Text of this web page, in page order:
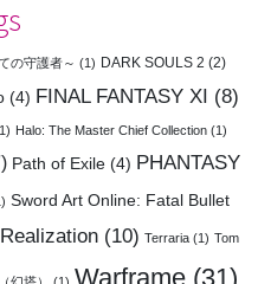
の守護者～ (1) DARK SOULS 2 (2)
(4) FINAL FANTASY XI (8)
Halo: The Master Chief Collection(1)
Path of Exile (4) PHANTASY
Sword Art Online: Fatal Bullet
(10) Terraria(1) Tom
Warframe (31)